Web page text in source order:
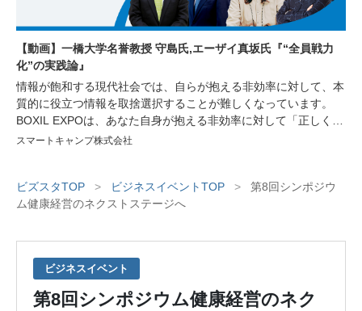
【動画】一橋大学名誉教授 守島氏,エーザイ真坂氏『“全員戦力
化”の実践論』
情報が飽和する現代社会では、自らが抱える非効率に対して、本
質的に役立つ情報を取捨選択することが難しくなっています。
BOXIL EXPOは、あなた自身が抱える非効率に対して「正しく」
「シンプル」な情報を提供し、非効率の解消や生産性の向上をサ
り、業務効率化に繋がる講演をはじめ、様々な非効率を解消する
サービスが紹介されるセミナーや、サービスを比較できる機会を
スマートキャンプ株式会社
ビズスタTOP > ビジネスイベントTOP >
第8回シンポジウ
ム健康経営のネクストステージへ
ビジネスイベント
第8回シンポジウム健康経営のネク